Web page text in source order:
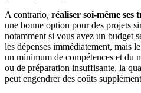
A contrario, réaliser soi-même ses
une bonne option pour des projets
notamment si vous avez un budget
les dépenses immédiatement, mais
un minimum de compétences et du
ou de préparation insuffisante, la
peut engendrer des coûts